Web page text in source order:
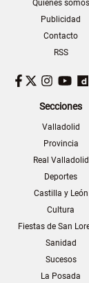
Quiénes somos
Publicidad
Contacto
RSS
Facebook
Twitter
Secciones
Valladolid
Provincia
Real Valladolid
Deportes
Castilla y León
Cultura
Fiestas de San
Sanidad
Sucesos
La Posada